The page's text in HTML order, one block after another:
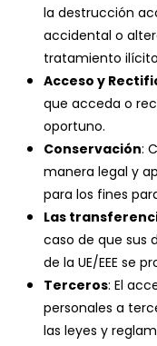
la destrucción
accidental o
tratamiento
Acceso y
que acceda o
oportuno.
Conservación:
manera legal y
para los fines
Las
caso de que sus
de la UE/EEE se
Terceros: El
personales a
las leyes y